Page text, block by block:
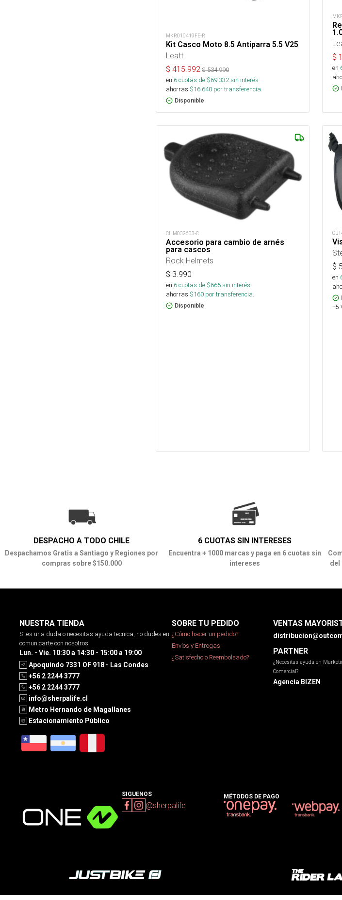
MKR010419FE-R
Kit Casco Moto 8.5 Antiparra 5.5 V25
Leatt
$ 415.992 $534.990
en 6cuotas de $69.332sin interés
ahorras $16.640 por transferencia.
Disponible
$
en
CHM032603-C
Accesorio para cambio de arnés
para cascos
Rock Helmets
$ 3.990
en 6cuotas de $665sin interés
ahorras $160 por transferencia.
Disponible
$
en
+5
DESPACHO A TODO CHILE
Despachamos Gratis a Santiago y Regiones por
compras sobre $150.000
6 CUOTAS SIN INTERESES
Encuentra + 1000 marcas y paga en 6 cuotas sin
intereses
del
NUESTRA TIENDA
Si es una duda o necesitas ayuda tecnica, no dudes en
comunicarte con nosotros
Lun. - Vie. 10:30 a 14:30 - 15:00 a 19:00
Apoquindo 7331 OF 918 - Las Condes
+56 2 2244 3777
+56 2 2244 3777
info@sherpalife.cl
Metro Hernando de Magallanes
Estacionamiento Público
SOBRE TU PEDIDO
¿Cómo hacer un pedido?
Envíos y Entregas
¿Satisfecho o Reembolsado?
VENTAS
PARTNER
¿Necesitas ayuda en
Comercial?
Agencia BIZEN
SIGUENOS
@sherpalife
MÉTODOS DE PAGO